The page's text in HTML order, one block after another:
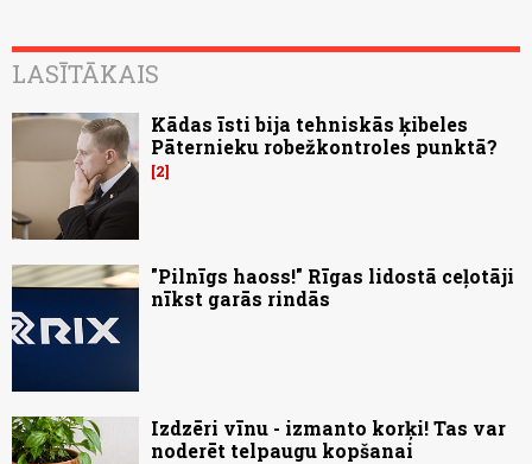
LASĪTĀKAIS
Kādas īsti bija tehniskās ķibeles
Pāternieku robežkontroles punktā?
2
"Pilnīgs haoss!" Rīgas lidostā ceļotāji
nīkst garās rindās
Izdzēri vīnu - izmanto korķi! Tas var
noderēt telpaugu kopšanai